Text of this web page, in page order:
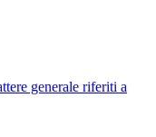
generale riferiti a